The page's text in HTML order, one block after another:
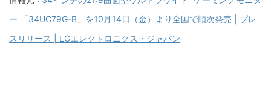
ー 「34UC79G-B」を10月14日（金）より全国で順次発売 | プレ
スリリース | LGエレクトロニクス・ジャパン